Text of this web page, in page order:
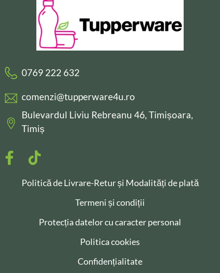
0769 222 632
comenzi@tupperware4u.ro
Bulevardul Liviu Rebreanu 46, Timișoara,
Timiș
Politică de Livrare-Retur și Modalități de plată
Termeni și condiții
Protecția datelor cu caracter personal
Politica cookies
Confidențialitate